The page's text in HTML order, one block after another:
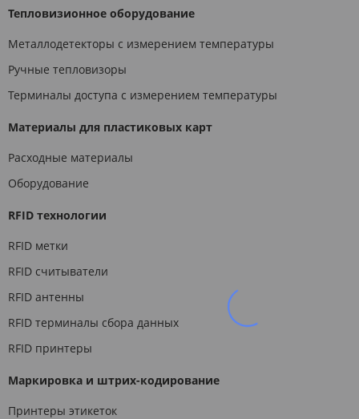
Тепловизионное оборудование
Металлодетекторы с измерением температуры
Ручные тепловизоры
Терминалы доступа с измерением температуры
Материалы для пластиковых карт
Расходные материалы
Оборудование
RFID технологии
RFID метки
RFID считыватели
RFID антенны
RFID терминалы сбора данных
RFID принтеры
Маркировка и штрих-кодирование
Принтеры этикеток